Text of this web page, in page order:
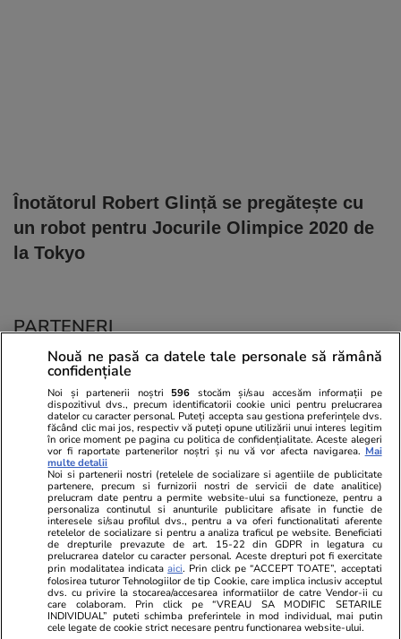
Înotătorul Robert Glință se pregătește cu
un robot pentru Jocurile Olimpice 2020 de
la Tokyo
PARTENERI
Viva.ro
Ce s-a aflat despre prima soție a lui Claudiu
Manda i-a suprins pe toți! Dar mai ales gestul
făcut de Olguța pentru mama copilului
soțului e chiar cir...
Unica.ro
Nu și ei! S-au
căsnicie! Cei doi
secret. Nimeni
motiv al
Nouă ne pasă ca datele tale personale să rămână
confidențiale
Noi și partenerii noștri 596 stocăm și/sau accesăm informații pe
dispozitivul dvs., precum identificatorii cookie unici pentru prelucrarea
datelor cu caracter personal. Puteți accepta sau gestiona preferințele dvs.
făcând clic mai jos, respectiv vă puteți opune utilizării unui interes legitim
în orice moment pe pagina cu politica de confidențialitate. Aceste alegeri
vor fi raportate partenerilor noștri și nu vă vor afecta navigarea. Mai
multe detalii
Noi si partenerii nostri (retelele de socializare si agentiile de publicitate
partenere, precum si furnizorii nostri de servicii de date analitice)
prelucram date pentru a permite website-ului sa functioneze, pentru a
personaliza continutul si anunturile publicitare afisate in functie de
interesele si/sau profilul dvs., pentru a va oferi functionalitati aferente
retelelor de socializare si pentru a analiza traficul pe website. Beneficiati
de drepturile prevazute de art. 15-22 din GDPR in legatura cu
prelucrarea datelor cu caracter personal. Aceste drepturi pot fi exercitate
prin modalitatea indicataaici. Prin click pe “ACCEPT TOATE”, acceptati
folosirea tuturor Tehnologiilor de tip Cookie, care implica inclusiv acceptul
dvs. cu privire la stocarea/accesarea informatiilor de catre Vendor-ii cu
care colaboram. Prin click pe “VREAU SA MODIFIC SETARILE
INDIVIDUAL” puteti schimba preferintele in mod individual, mai putin
cele legate de cookie strict necesare pentru functionarea website-ului.